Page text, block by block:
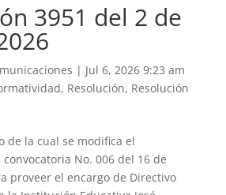
3951 del 2 de
| Jul 6, 2026 9:23 am
, Resolución, Resolución
de la cual se modifica el
No. 006 del 16 de
proveer el encargo de Directivo